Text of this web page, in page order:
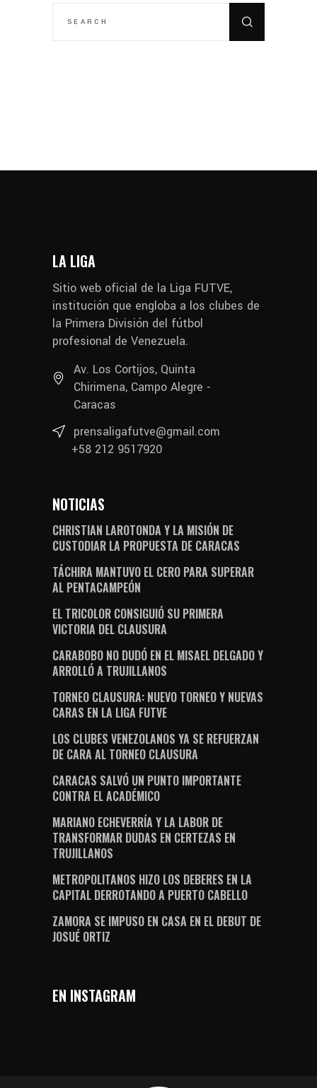
LA LIGA
Sitio web oficial de la Liga FUTVE,
institución que engloba a los clubes de
la Primera División del fútbol
profesional de Venezuela.
Av. Los Cortijos, Quinta
Chirimena, Campo Alegre -
Caracas
prensaligafutve@gmail.com
+58 212 9517920
NOTICIAS
CHRISTIAN LAROTONDA Y LA MISIÓN DE
CUSTODIAR LA PROPUESTA DE CARACAS
TÁCHIRA MANTUVO EL CERO PARA SUPERAR
AL PENTACAMPEÓN
EL TRICOLOR CONSIGUIÓ SU PRIMERA
VICTORIA DEL CLAUSURA
CARABOBO NO DUDÓ EN EL MISAEL DELGADO Y
ARROLLÓ A TRUJILLANOS
TORNEO CLAUSURA: NUEVO TORNEO Y NUEVAS
CARAS EN LA LIGA FUTVE
LOS CLUBES VENEZOLANOS YA SE REFUERZAN
DE CARA AL TORNEO CLAUSURA
CARACAS SALVÓ UN PUNTO IMPORTANTE
CONTRA EL ACADÉMICO
MARIANO ECHEVERRÍA Y LA LABOR DE
TRANSFORMAR DUDAS EN CERTEZAS EN
TRUJILLANOS
METROPOLITANOS HIZO LOS DEBERES EN LA
CAPITAL DERROTANDO A PUERTO CABELLO
ZAMORA SE IMPUSO EN CASA EN EL DEBUT DE
JOSUÉ ORTIZ
EN INSTAGRAM